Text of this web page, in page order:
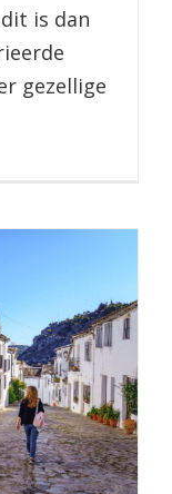
is dan
gezellige